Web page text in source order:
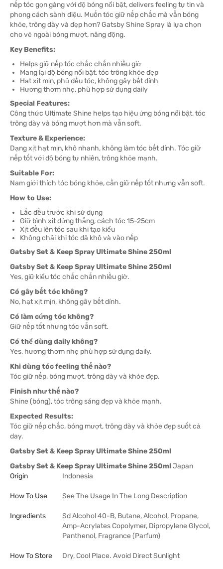
nếp tóc gọn gàng với độ bóng nổi bật, delivers feeling tự tin và
phong cách sành điệu. Muốn tóc giữ nếp chắc mà vẫn bóng
khỏe, trông dày và đẹp hơn? Gatsby Shine Spray là lựa chọn
cho vẻ ngoài bóng mượt, năng động.
Key Benefits:
Helps giữ nếp tóc chắc chắn nhiều giờ
Mang lại độ bóng nổi bật, tóc trông khỏe đẹp
Hạt xịt mịn, phủ đều tóc, không gây bết dính
Hương thơm nhẹ, phù hợp sử dụng daily
Special Features:
Công thức Ultimate Shine helps tạo hiệu ứng bóng nổi bật, tóc
trông dày và bóng mượt hơn mà vẫn soft.
Texture & Experience:
Dạng xịt hạt mịn, khô nhanh, không làm tóc bết dính. Tóc giữ
nếp tốt với độ bóng tự nhiên, trông khỏe mạnh.
Suitable For:
Nam giới thích tóc bóng khỏe, cần giữ nếp tốt nhưng vẫn soft.
How to Use:
Lắc đều trước khi sử dụng
Giữ bình xịt đứng thẳng, cách tóc 15-25cm
Xịt đều lên tóc sau khi tạo kiểu
Không chải khi tóc đã khô và vào nếp
Gatsby Set & Keep Spray Ultimate Shine 250ml
Gatsby Set & Keep Spray Ultimate Shine 250ml
Yes, giữ kiểu tóc chắc chắn nhiều giờ.
Có gây bết tóc không?
No, hạt xịt mịn, không gây bết dính.
Có làm cứng tóc không?
Giữ nếp tốt nhưng tóc vẫn soft.
Có thể dùng daily không?
Yes, hương thơm nhẹ phù hợp sử dụng daily.
Khi dùng tóc feeling thế nào?
Tóc giữ nếp, bóng mượt, trông dày và khỏe đẹp.
Finish như thế nào?
Shine (bóng), tóc trông sáng đẹp và khỏe mạnh.
Expected Results:
Tóc giữ nếp chắc, bóng mượt, trông dày và khỏe đẹp suốt cả
day.
Gatsby Set & Keep Spray Ultimate Shine 250ml
Gatsby Set & Keep Spray Ultimate Shine 250mlJapan
Origin
Indonesia
How To Use See The Usage In The Long Description
Ingredients
Sd Alcohol 40-B, Butane, Alcohol, Propane,
Amp-Acrylates Copolymer, Dipropylene Glycol,
Panthenol, Fragrance (Parfum)
How To Store Dry, Cool Place. Avoid Direct Sunlight